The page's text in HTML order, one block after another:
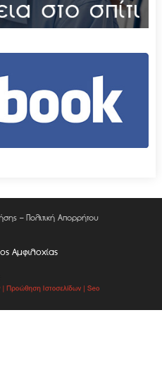
– Πολιτική Απορρήτου
Αμφιλοχίας